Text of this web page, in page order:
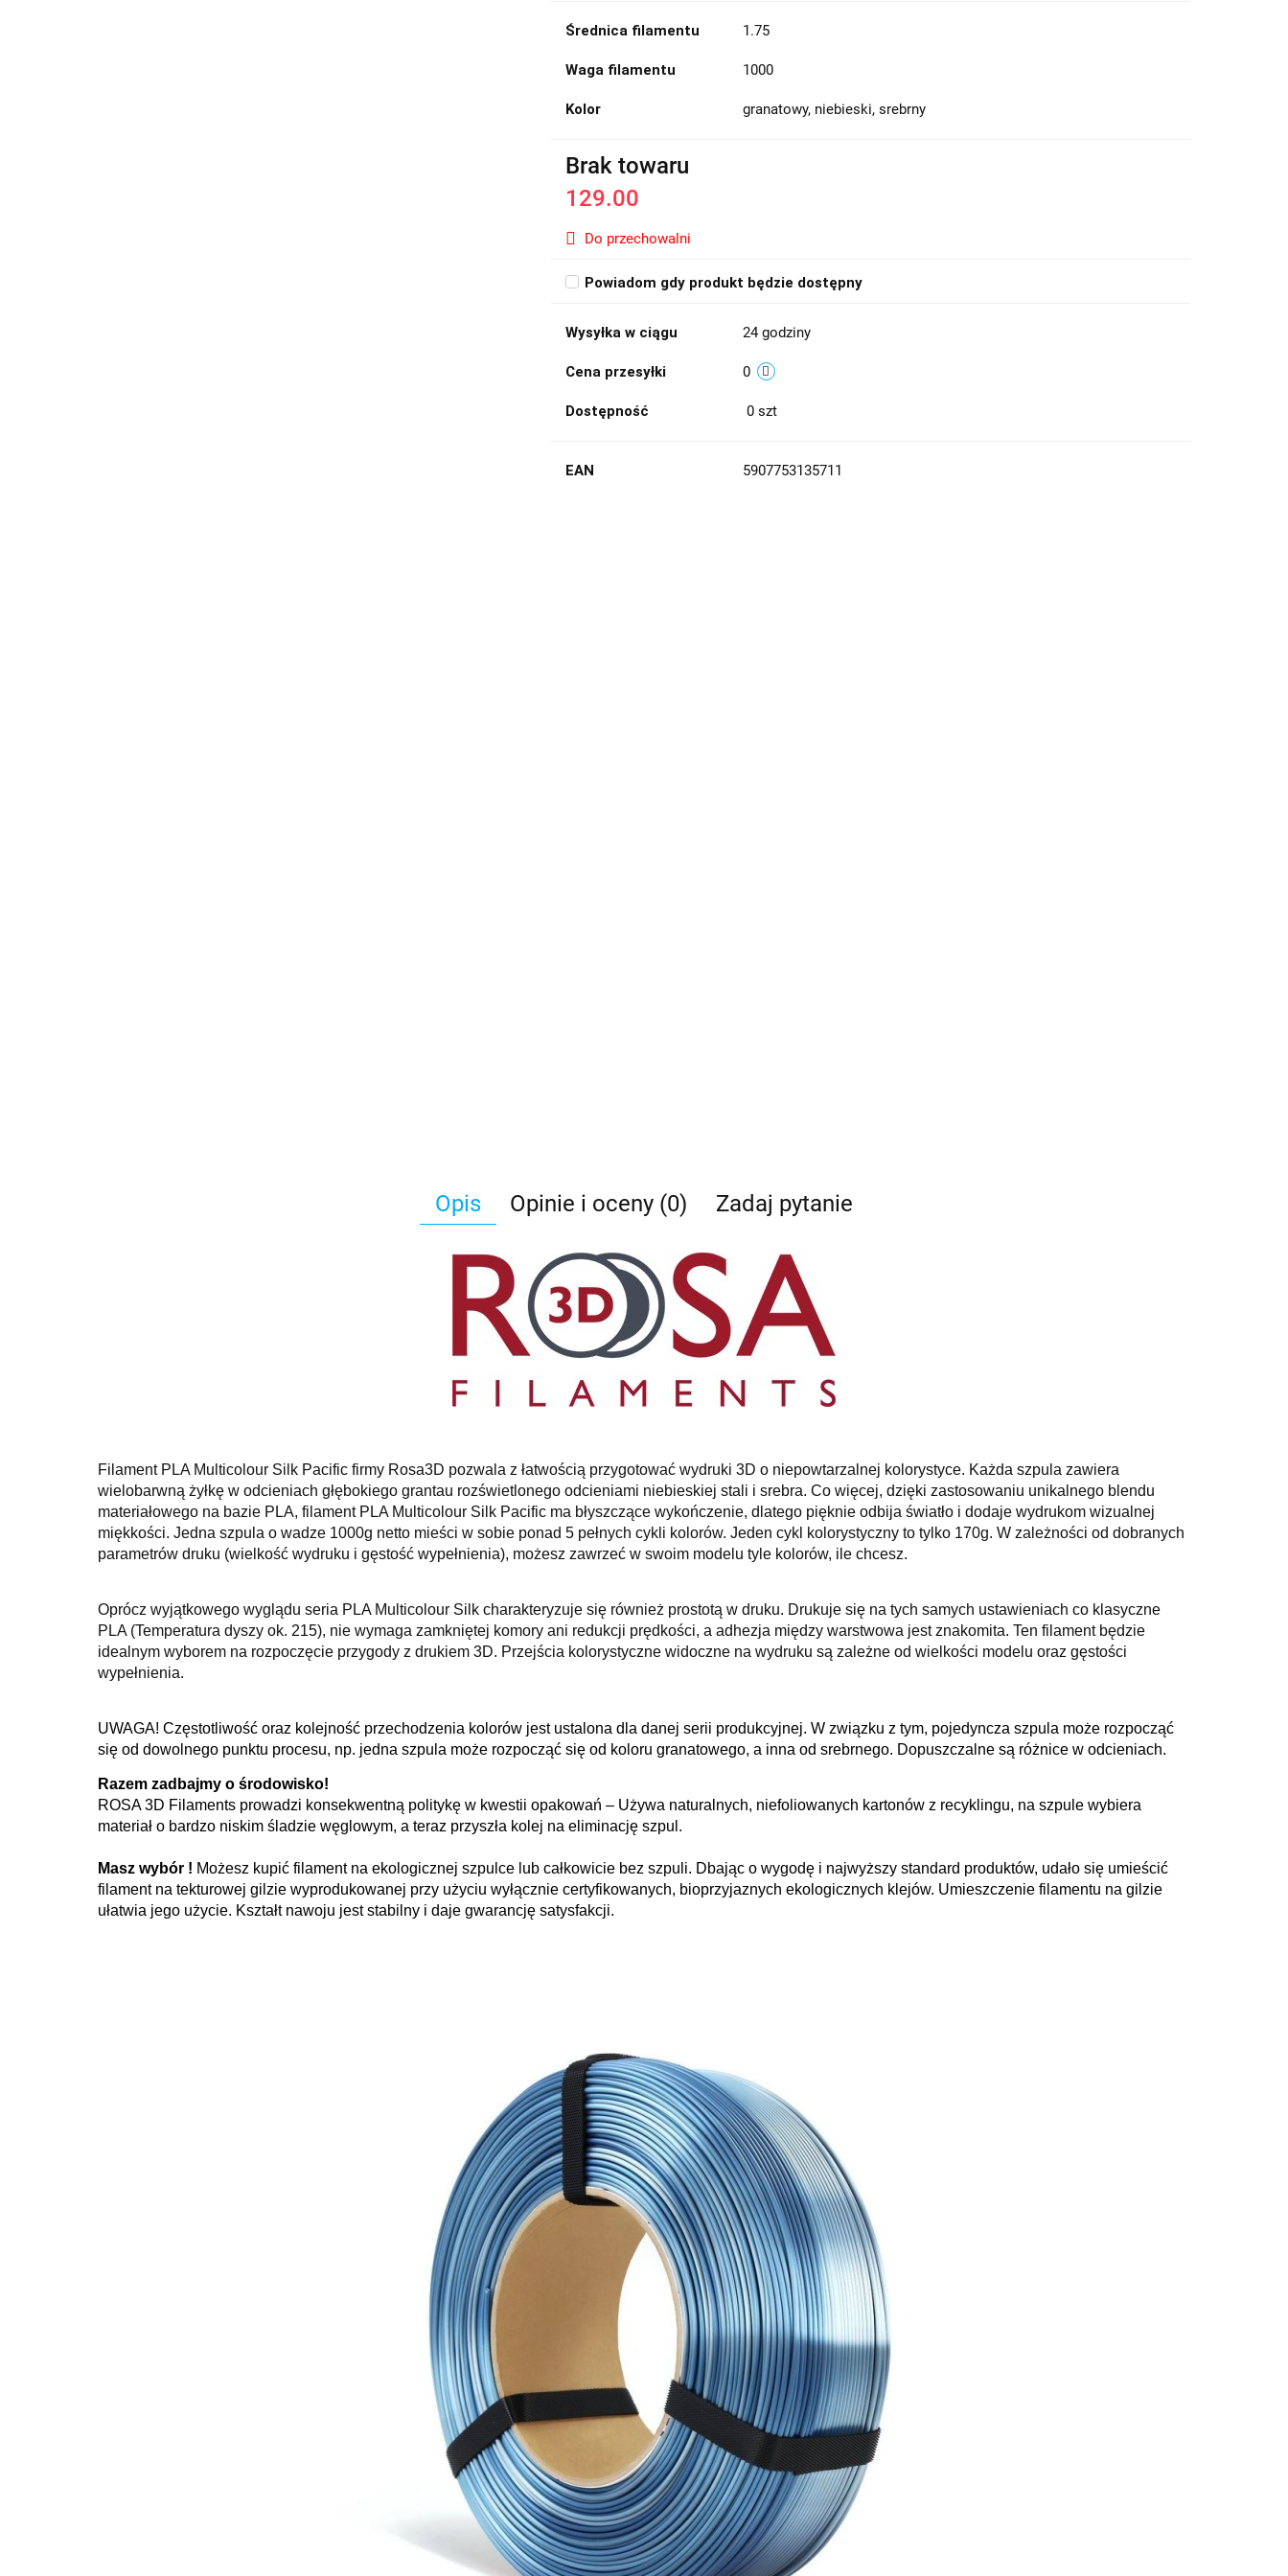
Średnica filamentu 1.75
Waga filamentu 1000
Kolor granatowy, niebieski, srebrny
Brak towaru
129.00
Do przechowalni
Powiadom gdy produkt będzie dostępny
Wysyłka w ciągu 24 godziny
Cena przesyłki 0
Dostępność 0 szt
EAN 5907753135711
Opis Opinie i oceny (0) Zadaj pytanie
Filament PLA Multicolour Silk Pacific firmy Rosa3D pozwala z łatwością przygotować wydruki 3D o niepowtarzalnej kolorystyce. Każda szpula zawiera
wielobarwną żyłkę w odcieniach głębokiego grantau rozświetlonego odcieniami niebieskiej stali i srebra. Co więcej, dzięki zastosowaniu unikalnego blendu
materiałowego na bazie PLA, filament PLA Multicolour Silk Pacific ma błyszczące wykończenie, dlatego pięknie odbija światło i dodaje wydrukom wizualnej
miękkości. Jedna szpula o wadze 1000g netto mieści w sobie ponad 5 pełnych cykli kolorów. Jeden cykl kolorystyczny to tylko 170g. W zależności od dobranych
parametrów druku (wielkość wydruku i gęstość wypełnienia), możesz zawrzeć w swoim modelu tyle kolorów, ile chcesz.
Oprócz wyjątkowego wyglądu seria PLA Multicolour Silk charakteryzuje się również prostotą w druku. Drukuje się na tych samych ustawieniach co klasyczne
PLA (Temperatura dyszy ok. 215), nie wymaga zamkniętej komory ani redukcji prędkości, a adhezja między warstwowa jest znakomita. Ten filament będzie
idealnym wyborem na rozpoczęcie przygody z drukiem 3D. Przejścia kolorystyczne widoczne na wydruku są zależne od wielkości modelu oraz gęstości
wypełnienia.
UWAGA! Częstotliwość oraz kolejność przechodzenia kolorów jest ustalona dla danej serii produkcyjnej. W związku z tym, pojedyncza szpula może rozpocząć
się od dowolnego punktu procesu, np. jedna szpula może rozpocząć się od koloru granatowego, a inna od srebrnego. Dopuszczalne są różnice w odcieniach.
Razem zadbajmy o środowisko!
ROSA 3D Filaments prowadzi konsekwentną politykę w kwestii opakowań – Używa naturalnych, niefoliowanych kartonów z recyklingu, na szpule wybiera
materiał o bardzo niskim śladzie węglowym, a teraz przyszła kolej na eliminację szpul.
Masz wybór ! Możesz kupić filament na ekologicznej szpulce lub całkowicie bez szpuli. Dbając o wygodę i najwyższy standard produktów, udało się umieścić
filament na tekturowej gilzie wyprodukowanej przy użyciu wyłącznie certyfikowanych, bioprzyjaznych ekologicznych klejów. Umieszczenie filamentu na gilzie
ułatwia jego użycie. Kształt nawoju jest stabilny i daje gwarancję satysfakcji.